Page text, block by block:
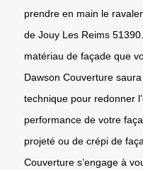
prendre en main le
de Jouy Les Reims
matériau de façade que
Dawson Couverture
technique pour redonner
performance de votre
projeté ou de crépi de
Couverture s’engage à